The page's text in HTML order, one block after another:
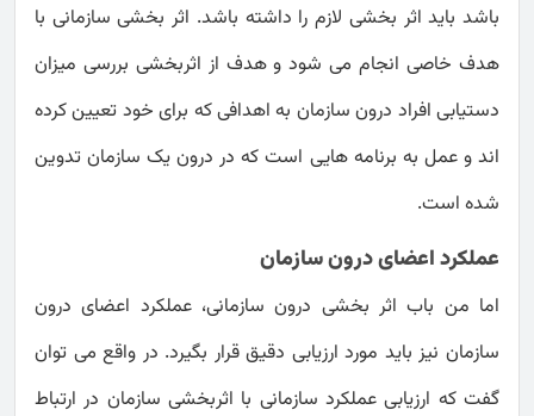
باشد باید اثر بخشی لازم را داشته باشد. اثر بخشی سازمانی با
هدف خاصی انجام می شود و هدف از اثربخشی بررسی میزان
دستیابی افراد درون سازمان به اهدافی که برای خود تعیین کرده
اند و عمل به برنامه هایی است که در درون یک سازمان تدوین
شده است.
عملکرد اعضای درون سازمان
اما من باب اثر بخشی درون سازمانی، عملکرد اعضای درون
سازمان نیز باید مورد ارزیابی دقیق قرار بگیرد. در واقع می توان
گفت که ارزیابی عملکرد سازمانی با اثربخشی سازمان در ارتباط